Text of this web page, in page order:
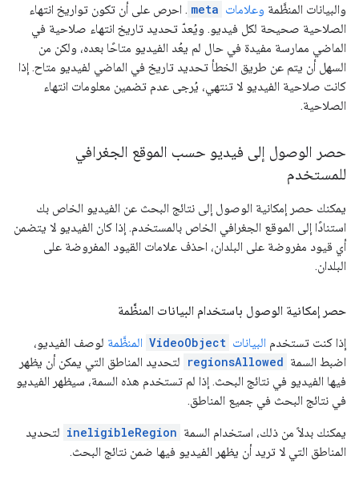
والبيانات المنظَّمة وعلامات meta . احرص على أن تكون تواريخ انتهاء
الصلاحية صحيحة لكل فيديو. ويُعدّ تحديد تاريخ انتهاء صلاحية في
الماضي ممارسة مفيدة في حال لم يعُد الفيديو متاحًا بعده، ولكن من
السهل أن يتم عن طريق الخطأ تحديد تاريخ في الماضي لفيديو متاح. إذا
كانت صلاحية الفيديو لا تنتهي، يُرجى عدم تضمين معلومات انتهاء
الصلاحية.
حصر الوصول إلى فيديو حسب الموقع الجغرافي
للمستخدم
يمكنك حصر إمكانية الوصول إلى نتائج البحث عن الفيديو الخاص بك
استنادًا إلى الموقع الجغرافي الخاص بالمستخدم. إذا كان الفيديو لا يتضمن
أي قيود مفروضة على البلدان، احذف علامات القيود المفروضة على
البلدان.
حصر إمكانية الوصول باستخدام البيانات المنظَّمة
إذا كنت تستخدم البيانات VideoObject المنظَّمة لوصف الفيديو،
اضبط السمة regionsAllowed لتحديد المناطق التي يمكن أن يظهر
فيها الفيديو في نتائج البحث. إذا لم تستخدم هذه السمة، سيظهر الفيديو
في نتائج البحث في جميع المناطق.
يمكنك بدلاً من ذلك، استخدام السمة ineligibleRegion لتحديد
المناطق التي لا تريد أن يظهر الفيديو فيها ضمن نتائج البحث.